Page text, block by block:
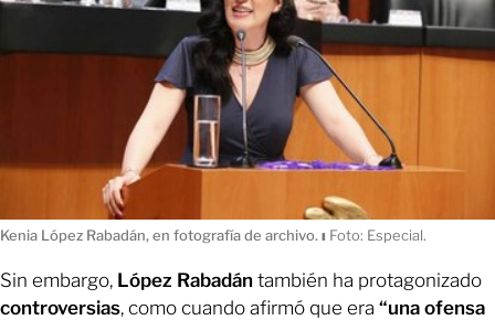
Kenia López Rabadán, en fotografía de archivo. ı Foto: Especial.
Sin embargo, López Rabadán también ha protagonizado
controversias, como cuando afirmó que era “una ofensa